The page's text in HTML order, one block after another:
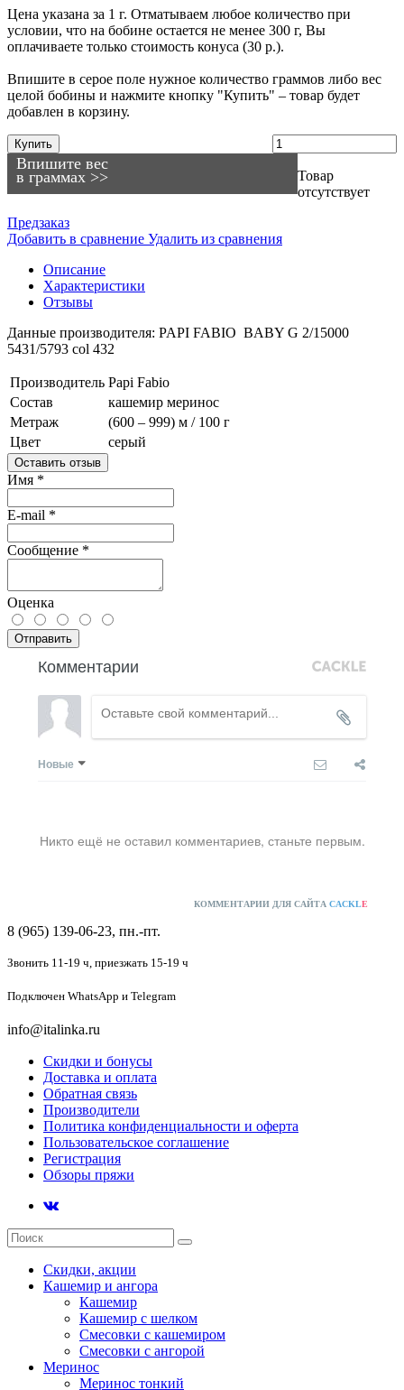
Цена указана за 1 г. Отматываем любое количество при
условии, что на бобине остается не менее 300 г, Вы
оплачиваете только стоимость конуса (30 р.).
Впишите в серое поле нужное количество граммов либо вес
целой бобины и нажмите кнопку "Купить" – товар будет
добавлен в корзину.
Впишите вес
в граммах >>
Купить
Товар
отсутствует
Предзаказ
Добавить в сравнение Удалить из сравнения
Описание
Характеристики
Отзывы
Данные производителя: PAPI FABIO BABY G 2/15000
5431/5793 col 432
Производитель Papi Fabio
Состав
кашемир меринос
Метраж
(600 – 999) м / 100 г
Цвет
серый
Оставить отзыв
Имя *
E-mail *
Сообщение *
Оценка
Отправить
Комментарии
Новые
Никто ещё не оставил комментариев, станьте первым.
КОММЕНТАРИИ ДЛЯ САЙТА CACKLE
8 (965) 139-06-23, пн.-пт.
Звонить 11-19 ч, приезжать 15-19 ч
Подключен WhatsApp и Telegram
info@italinka.ru
Скидки и бонусы
Доставка и оплата
Обратная связь
Производители
Политика конфиденциальности и оферта
Пользовательское соглашение
Регистрация
Обзоры пряжи
Скидки, акции
Кашемир и ангора
Кашемир
Кашемир с шелком
Смесовки с кашемиром
Смесовки с ангорой
Меринос
Меринос тонкий